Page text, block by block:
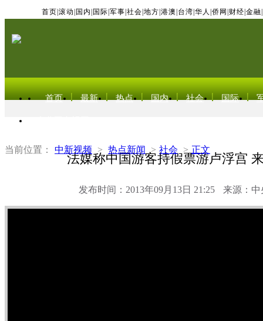
首页 滚动 国内 国际 军事 社会 地方 港澳 台湾 华人 侨网 财经 金融
首页 最新 热点 国内 社会 国际
当前位置： 中新视频 > 热点新闻 > 社会 > 正文
法媒称中国游客持假票游卢浮宫
发布时间：2013年09月13日 21:25 来源：中